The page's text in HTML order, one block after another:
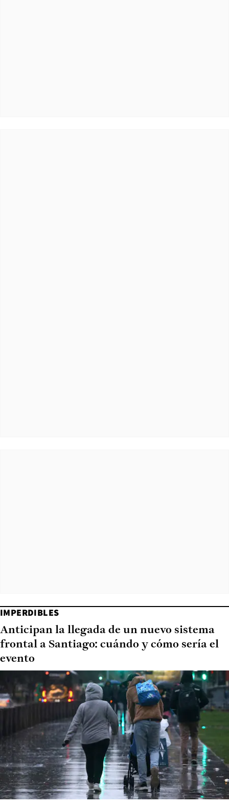
IMPERDIBLES
Anticipan la llegada de un nuevo sistema
frontal a Santiago: cuándo y cómo sería el
evento